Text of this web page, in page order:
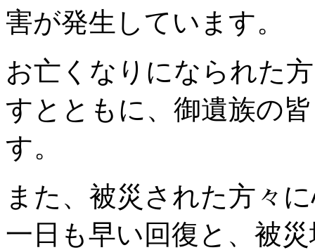
害が発生しています。
お亡くなりになられた
すとともに、御遺族の
す。
また、被災された方々
一日も早い回復と、被